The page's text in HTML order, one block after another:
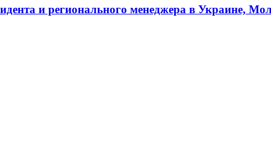
и регионального менеджера в Украине,